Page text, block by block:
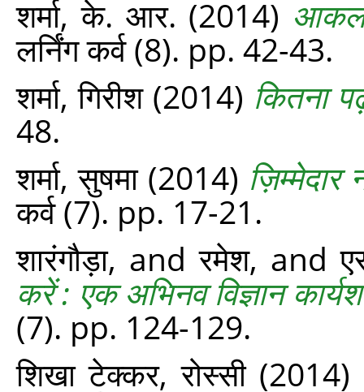
शर्मा, के. आर. (2014)
लर्निंग कर्व (8). pp. 42-43.
शर्मा, गिरीश(2014) कितना
48.
शर्मा, सुषमा(2014)
कर्व (7). pp. 17-21.
शारंगौड़ा, andरमेश, and
करें : एक अभिनव विज्ञान
(7). pp. 124-129.
शिखा टेक्कर, रोस्सी(2014)